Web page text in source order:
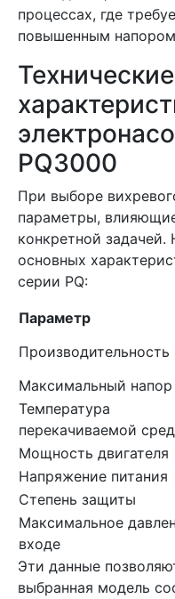
процессах, где
повышенным
Технические
PQ3000
При выборе
параметры,
конкретной
основных
серии PQ:
Параметр
Производительность
Максимальный напор
Температура
перекачиваемой
Мощность двигателя
Напряжение питания
Степень защиты
Максимальное
входе
Эти данные
выбранная модель